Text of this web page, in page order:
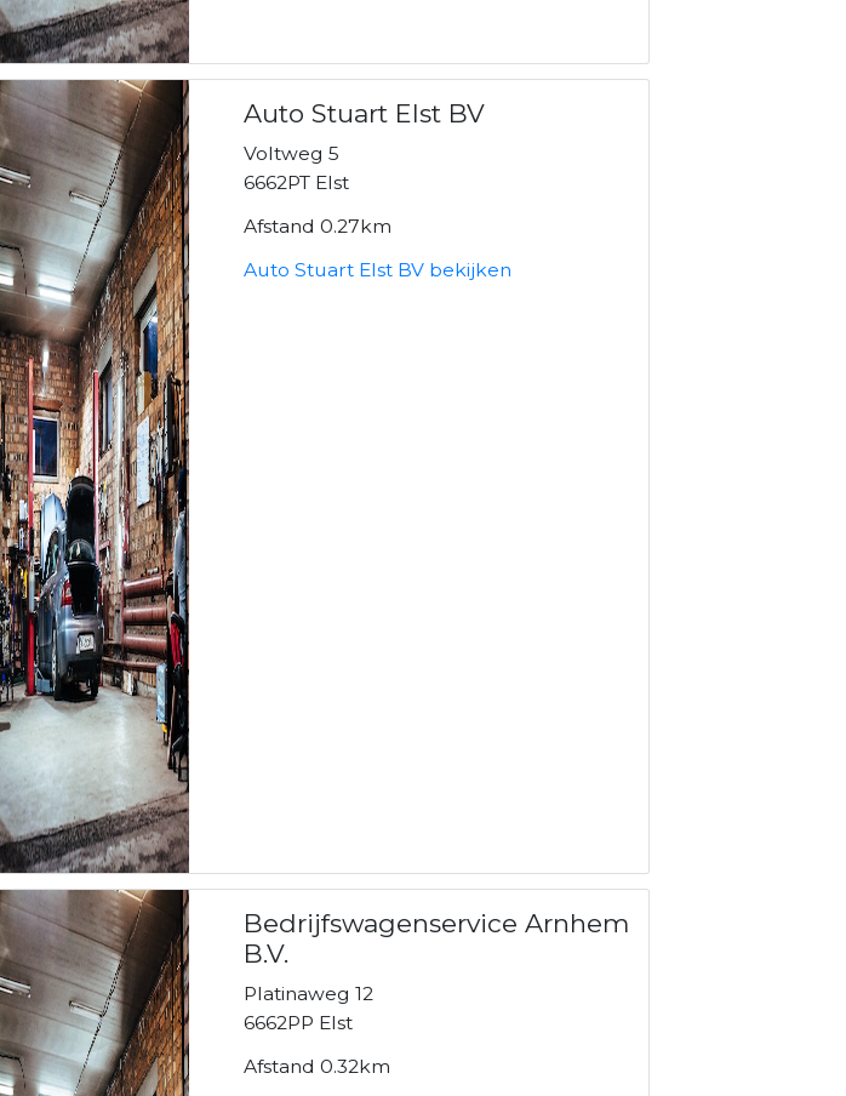
Auto Stuart Elst BV
Voltweg 5
6662PT Elst
Afstand 0.27km
Auto Stuart Elst BV bekijken
Bedrijfswagenservice Arnhem
B.V.
Platinaweg 12
6662PP Elst
Afstand 0.32km